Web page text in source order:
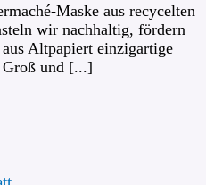
Maske aus recycelten
wir nachhaltig, fördern
Altpapiert einzigartige
und [...]